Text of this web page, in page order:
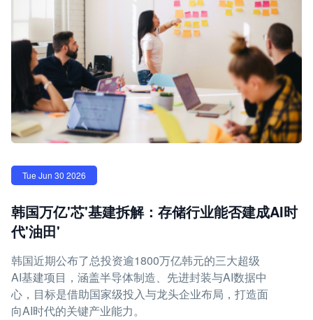
Tue Jun 30 2026
韩国万亿'芯'基建拆解：存储行业能否建成AI时
代'油田'
韩国近期公布了总投资逾1800万亿韩元的三大超级
AI基建项目，涵盖半导体制造、先进封装与AI数据中
心，目标是借助国家级投入与龙头企业布局，打造面
向AI时代的关键产业能力。